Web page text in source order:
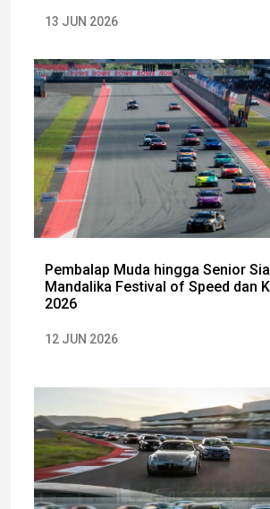
13 JUN 2026
Pembalap Muda hingga Senior
Mandalika Festival of Speed dan
2026
12 JUN 2026